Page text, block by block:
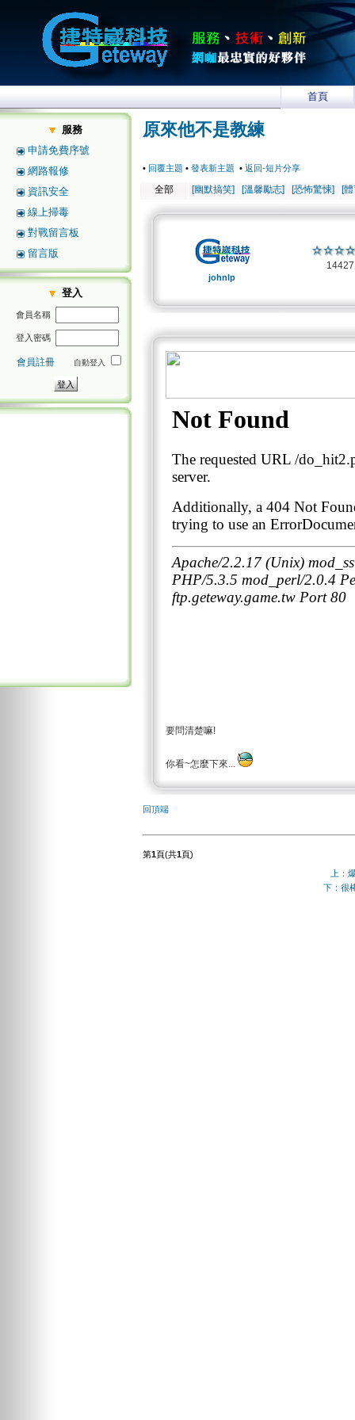
首頁
服務
申請免費序號
網路報修
資訊安全
線上掃毒
對戰留言板
留言版
登入
會員名稱
登入密碼
會員註冊 自動登入
原來他不是教練
• 回覆主題 • 發表新主題 • 返回-短片分享
全部 [幽默搞笑] [溫馨勵志] [恐怖驚悚] [
johnlp
要問清楚嘛!
你看~怎麼下來...
回頂端
第1頁(共1頁)
上：
下：很